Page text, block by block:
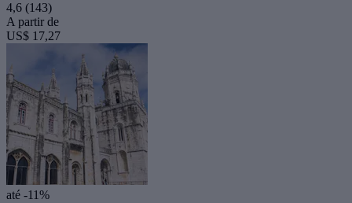
4,6 (143)
A partir de
US$ 17,27
até -11%